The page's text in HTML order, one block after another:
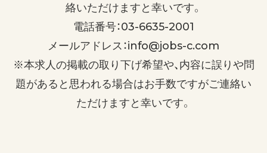
絡いただけますと幸いです。
電話番号：03-6635-2001
メールアドレス：info@jobs-c.com
※本求人の掲載の取り下げ希望や、内容に誤りや問
題があると思われる場合はお手数ですがご連絡い
ただけますと幸いです。